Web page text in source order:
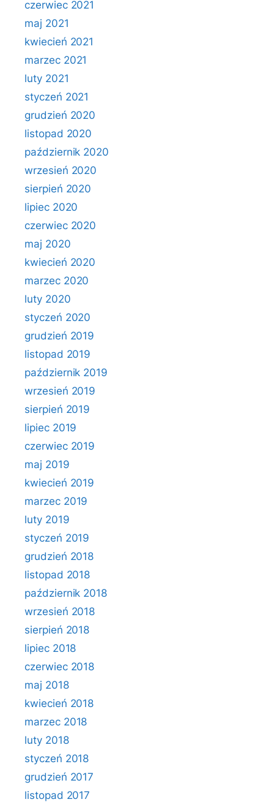
czerwiec 2021
maj 2021
kwiecień 2021
marzec 2021
luty 2021
styczeń 2021
grudzień 2020
listopad 2020
październik 2020
wrzesień 2020
sierpień 2020
lipiec 2020
czerwiec 2020
maj 2020
kwiecień 2020
marzec 2020
luty 2020
styczeń 2020
grudzień 2019
listopad 2019
październik 2019
wrzesień 2019
sierpień 2019
lipiec 2019
czerwiec 2019
maj 2019
kwiecień 2019
marzec 2019
luty 2019
styczeń 2019
grudzień 2018
listopad 2018
październik 2018
wrzesień 2018
sierpień 2018
lipiec 2018
czerwiec 2018
maj 2018
kwiecień 2018
marzec 2018
luty 2018
styczeń 2018
grudzień 2017
listopad 2017